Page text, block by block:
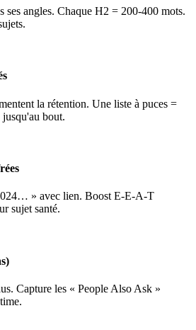
ses angles. Chaque H2 = 200-400 mots.
la rétention. Une liste à puces =
bout.
» avec lien. Boost E-E-A-T
sujet santé.
Capture les « People Also Ask »